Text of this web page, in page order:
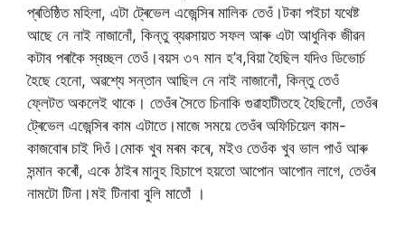
প্ৰতিষ্ঠিত মহিলা, এটা ট্ৰেভেল এজেন্সিৰ মালিক তেওঁ।টকা পইচা যথেষ্ট
আছে নে নাই নাজানোঁ, কিন্তু ব্যৱসায়ত সফল আৰু এটা আধুনিক জীৱন
কটাব পৰাকৈ স্বচ্ছল তেওঁ।বয়স ৩৭ মান হ’ব,বিয়া হৈছিল যদিও ডিভোৰ্চ
হৈছে হেনো, অৱশ্যে সন্তান আছিল নে নাই নাজানোঁ, কিন্তু তেওঁ
ফ্লেটত অকলেই থাকে। তেওঁৰ সৈতে চিনাকি গুৱাহাটীতহে হৈছিলোঁ, তেওঁৰ
ট্ৰেভেল এজেন্সিৰ কাম এটাতে।মাজে সময়ে তেওঁৰ অফিচিয়েল কাম-
কাজবোৰ চাই দিওঁ।মোক খুব মৰম কৰে, মইও তেওঁক খুব ভাল পাওঁ আৰু
সন্মান কৰোঁ, একে ঠাইৰ মানুহ হিচাপে হয়তো আপোন আপোন লাগে, তেওঁৰ
নামটো টিনা।মই টিনাবা বুলি মাতোঁ ।